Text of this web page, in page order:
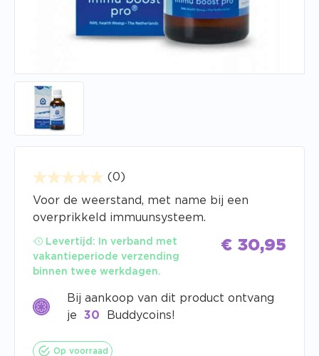
(0)
Voor de weerstand, met name bij een
overprikkeld immuunsysteem.
€ 30,95
Levertijd:
In verband met
vakantieperiode verzending
binnen twee werkdagen.
Bij aankoop van dit product ontvang
je
30 Buddycoins!
Op voorraad